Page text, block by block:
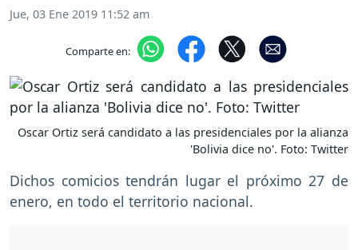
Jue, 03 Ene 2019 11:52 am
Comparte en:
Oscar Ortiz será candidato a las presidenciales por la alianza
'Bolivia dice no'. Foto: Twitter
Dichos comicios tendrán lugar el próximo 27 de
enero, en todo el territorio nacional.